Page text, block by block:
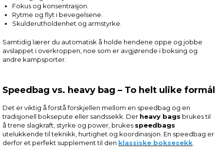
Fokus og konsentrasjon.
Rytme og flyt i bevegelsene.
Skulderutholdenhet og armstyrke.
Samtidig lærer du automatisk å holde hendene oppe og jobbe
avslappet i overkroppen, noe som er avgjørende i boksing og
andre kampsporter.
Speedbag vs. heavy bag – To helt ulike formål
Det er viktig å forstå forskjellen mellom en speedbag og en
tradisjonell boksepute eller sandssekk. Der heavy bags brukes til
å trene slagkraft, styrke og power, brukes speedbags
utelukkende til teknikk, hurtighet og koordinasjon. En speedbag er
derfor et perfekt supplement til den klassiske boksesekk.